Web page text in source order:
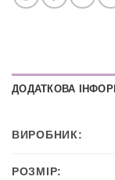
ДОДАТКОВА
ВИРОБНИК:
РОЗМІР: